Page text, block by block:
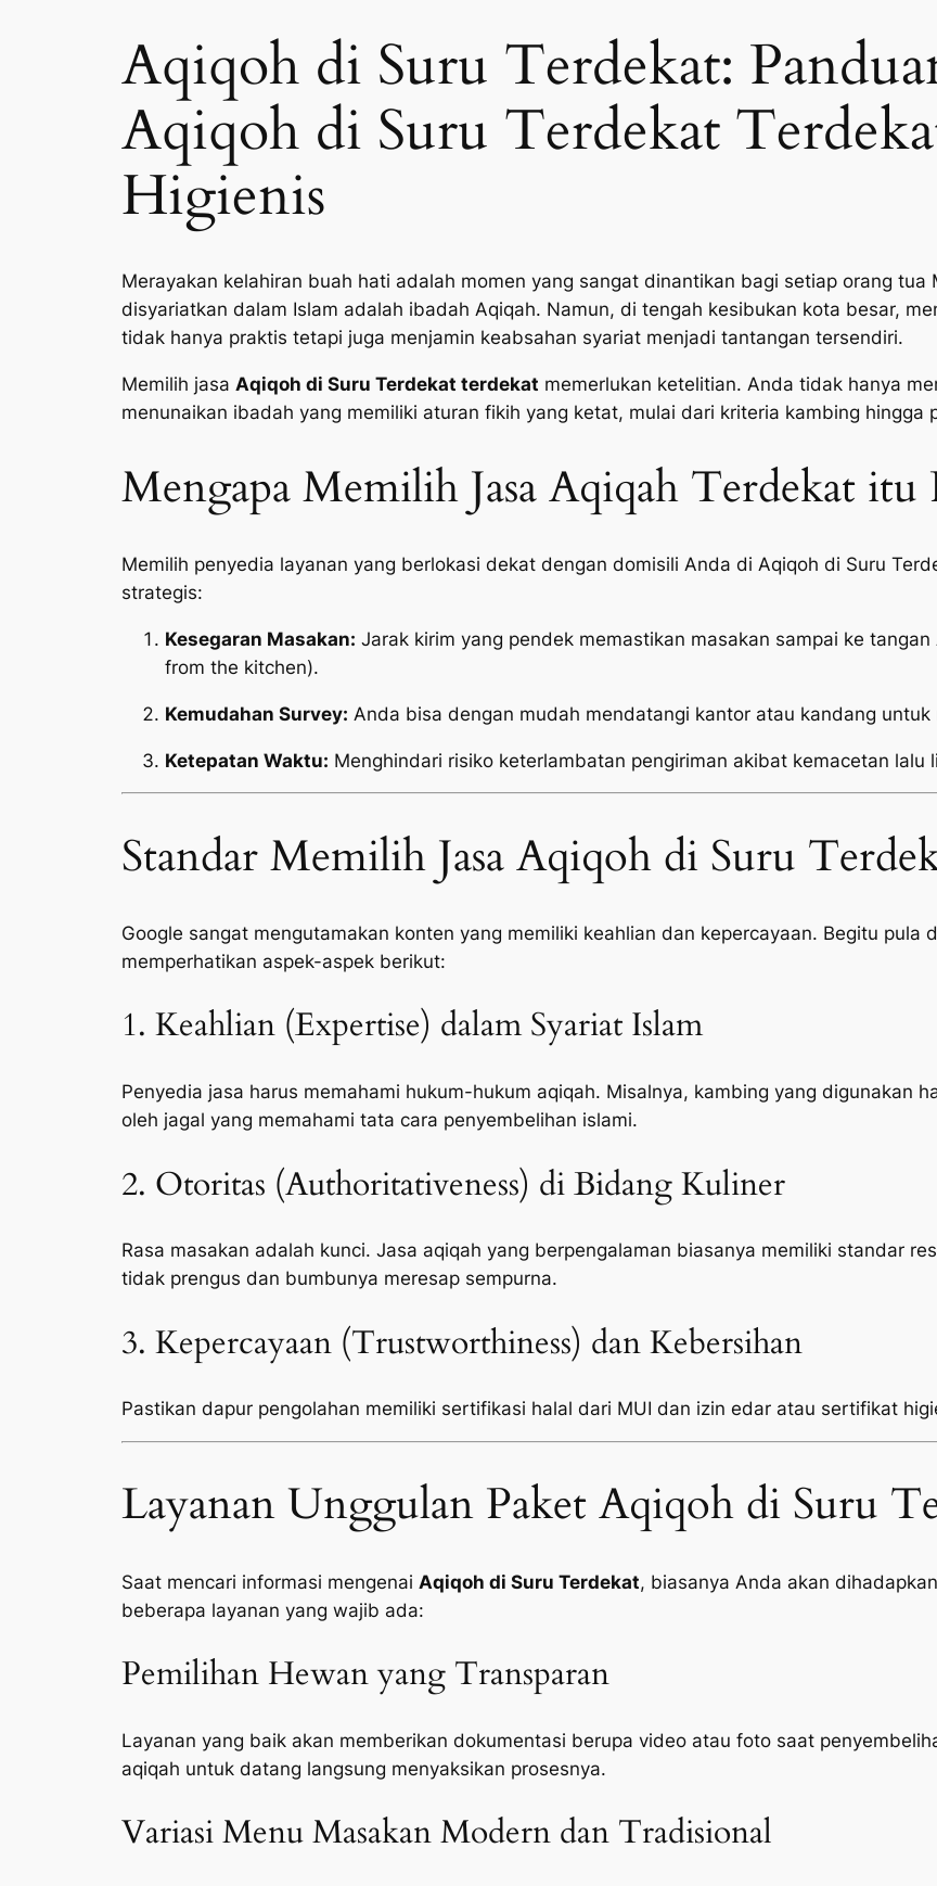
Aqiqoh di Suru Terdekat:
Aqiqoh di Suru Terdekat
Higienis
Merayakan kelahiran buah hati adalah momen yang sangat dinantikan bagi setiap orang
disyariatkan dalam Islam adalah ibadah Aqiqah. Namun, di tengah kesibukan kota besar,
tidak hanya praktis tetapi juga menjamin keabsahan syariat menjadi tantangan tersendiri.
Memilih jasa Aqiqoh di Suru Terdekat terdekat memerlukan ketelitian. Anda tidak hanya
menunaikan ibadah yang memiliki aturan fikih yang ketat, mulai dari kriteria kambing hingga
Mengapa Memilih Jasa Aqiqah Terdekat itu
Memilih penyedia layanan yang berlokasi dekat dengan domisili Anda di Aqiqoh di Suru
strategis:
Kesegaran Masakan: Jarak kirim yang pendek memastikan masakan sampai ke
from the kitchen).
Kemudahan Survey: Anda bisa dengan mudah mendatangi kantor atau kandang
Ketepatan Waktu: Menghindari risiko keterlambatan pengiriman akibat kemacetan lalu
Standar Memilih Jasa Aqiqoh di Suru
Google sangat mengutamakan konten yang memiliki keahlian dan kepercayaan. Begitu pula
memperhatikan aspek-aspek berikut:
1. Keahlian (Expertise) dalam Syariat Islam
Penyedia jasa harus memahami hukum-hukum aqiqah. Misalnya, kambing yang digunakan
oleh jagal yang memahami tata cara penyembelihan islami.
2. Otoritas (Authoritativeness) di Bidang Kuliner
Rasa masakan adalah kunci. Jasa aqiqah yang berpengalaman biasanya memiliki standar
tidak prengus dan bumbunya meresap sempurna.
3. Kepercayaan (Trustworthiness) dan Kebersihan
Pastikan dapur pengolahan memiliki sertifikasi halal dari MUI dan izin edar atau sertifikat
Layanan Unggulan Paket Aqiqoh di Suru
Saat mencari informasi mengenai Aqiqoh di Suru Terdekat, biasanya Anda akan
beberapa layanan yang wajib ada:
Pemilihan Hewan yang Transparan
Layanan yang baik akan memberikan dokumentasi berupa video atau foto saat
aqiqah untuk datang langsung menyaksikan prosesnya.
Variasi Menu Masakan Modern dan Tradisional